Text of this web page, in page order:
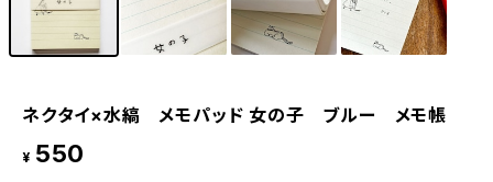
ネクタイ×水縞 メモパッド 女の子 ブルー メモ帳
¥ 550